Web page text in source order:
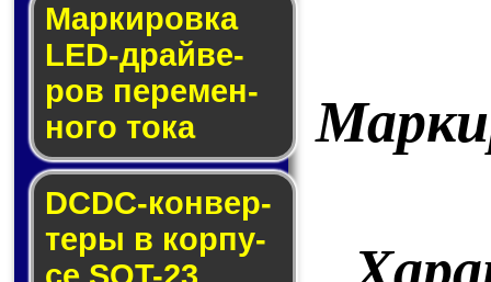
Маркировка
LED-драй­ве­
ров пе­ре­мен­
но­го то­ка
DCDC-кон­вер­
те­ры в кор­пу­